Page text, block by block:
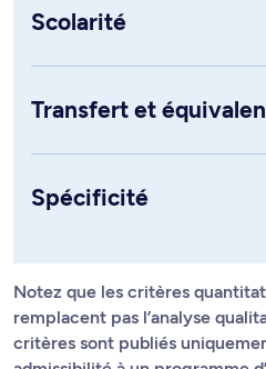
Scolarité
Transfert et
Spécificité
Notez que les critères
remplacent pas l’analyse
critères sont publiés